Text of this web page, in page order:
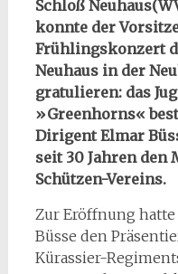
Schloß
konnte der
Frühlingskonzert
Neuhaus in der
gratulieren: das
»Greenhorns«
Dirigent Elmar
seit 30 Jahren den
Schützen-Vereins.
Zur Eröffnung
Büsse den
Kürassier-